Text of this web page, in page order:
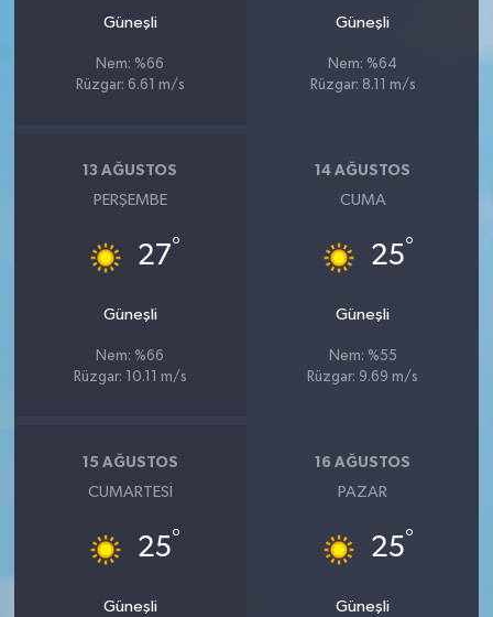
Güneşli
Nem: %66
Rüzgar: 6.61 m/s
Güneşli
Nem: %64
Rüzgar: 8.11 m/s
13 AĞUSTOS
PERŞEMBE
27°
Güneşli
Nem: %66
Rüzgar: 10.11 m/s
14 AĞUSTOS
CUMA
25°
Güneşli
Nem: %55
Rüzgar: 9.69 m/s
15 AĞUSTOS
CUMARTESI
25°
Güneşli
16 AĞUSTOS
PAZAR
25°
Güneşli